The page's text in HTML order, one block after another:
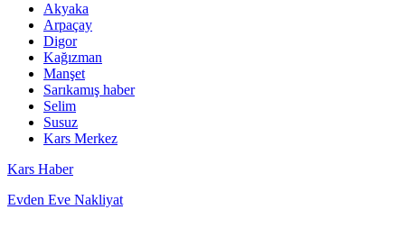
Akyaka
Arpaçay
Digor
Kağızman
Manşet
Sarıkamış haber
Selim
Susuz
Kars Merkez
Kars Haber
Evden Eve Nakliyat